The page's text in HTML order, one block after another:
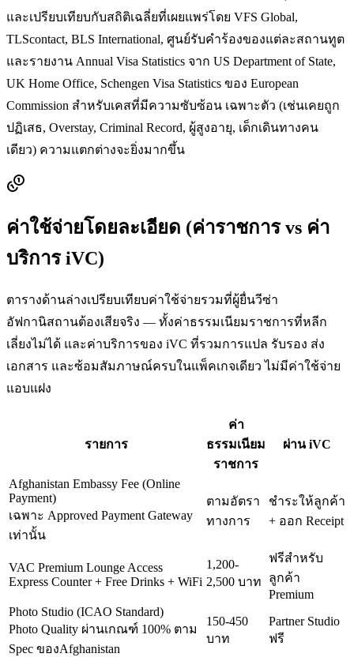
และเปรียบเทียบกับสถิติเฉลี่ยที่เผยแพร่โดย VFS Global,
TLScontact, BLS International, ศูนย์รับคำร้องของแต่ละสถานทูต
และรายงาน Annual Visa Statistics จาก US Department of State,
UK Home Office, Schengen Visa Statistics ของ European
Commission สำหรับเคสที่มีความซับซ้อน เฉพาะตัว (เช่นเคยถูก
ปฏิเสธ, Overstay, Criminal Record, ผู้สูงอายุ, เด็กเดินทางคน
เดียว) ความแตกต่างจะยิ่งมากขึ้น
ค่าใช้จ่ายโดยละเอียด (ค่าราชการ vs ค่า
บริการ iVC)
ตารางด้านล่างเปรียบเทียบค่าใช้จ่ายรวมที่ผู้ยื่นวีซ่า
อัฟกานิสถานต้องเสียจริง — ทั้งค่าธรรมเนียมราชการที่หลีก
เลี่ยงไม่ได้ และค่าบริการของ iVC ที่รวมการแปล รับรอง ส่ง
เอกสาร และซ้อมสัมภาษณ์ครบในแพ็คเกจเดียว ไม่มีค่าใช้จ่าย
แอบแฝง
รายการ
ค่า
ธรรมเนียม
ราชการ
ผ่าน iVC
Afghanistan Embassy Fee (Online
Payment)
เฉพาะ Approved Payment Gateway
เท่านั้น
ตามอัตรา
ทางการ
ชำระให้ลูกค้า
+ ออก Receipt
VAC Premium Lounge Access
Express Counter + Free Drinks + WiFi
1,200-
2,500 บาท
ฟรีสำหรับ
ลูกค้า
Premium
Photo Studio (ICAO Standard)
Photo Quality ผ่านเกณฑ์ 100% ตาม
Spec ของAfghanistan
150-450
บาท
Partner Studio
ฟรี